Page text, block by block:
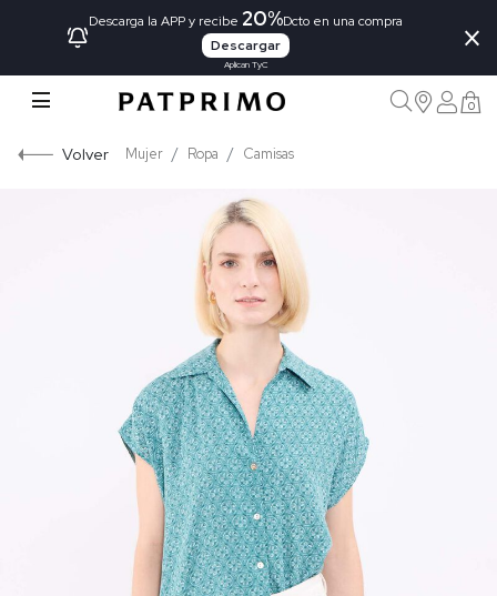
Descarga la APP y recibe 20%Dcto en una compra
Descargar
Aplican TyC
×
0
Volver Mujer Ropa Camisas